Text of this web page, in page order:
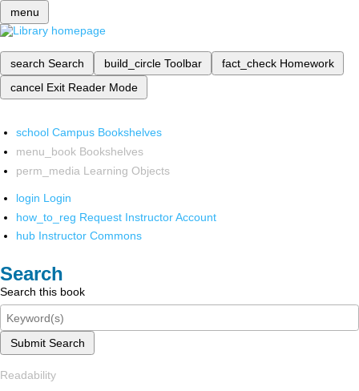
menu
search Search build_circle Toolbar fact_check Homework
cancel Exit Reader Mode
school Campus Bookshelves
menu_book Bookshelves
perm_media Learning Objects
login Login
how_to_reg Request Instructor Account
hub Instructor Commons
Search
Search this book
Submit Search
Readability